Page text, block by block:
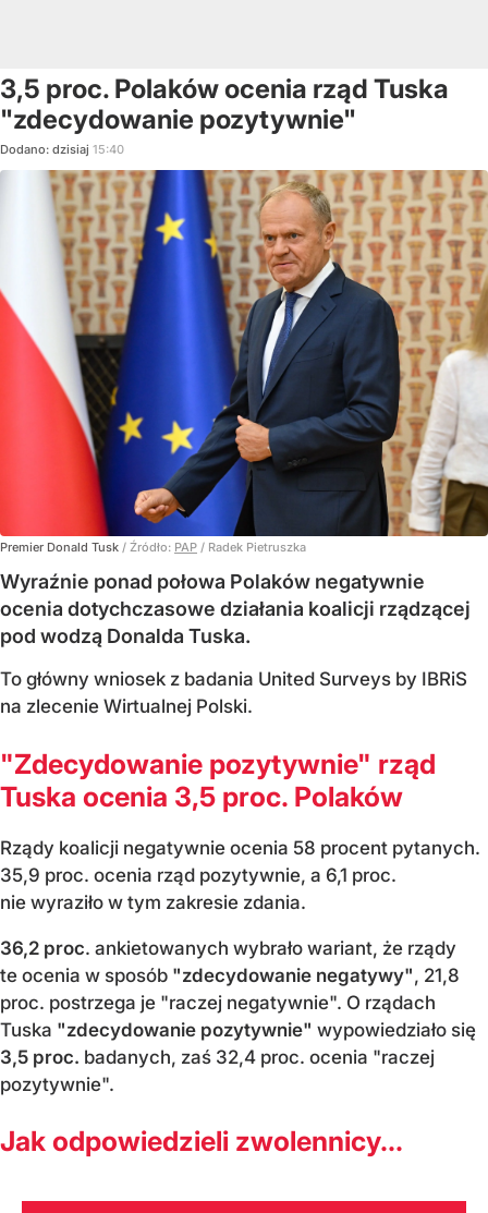
3,5 proc. Polaków ocenia rząd Tuska
"zdecydowanie pozytywnie"
Dodano: dzisiaj 15:40
Premier Donald Tusk / Źródło: PAP / Radek Pietruszka
Wyraźnie ponad połowa Polaków negatywnie
ocenia dotychczasowe działania koalicji rządzącej
pod wodzą Donalda Tuska.
To główny wniosek z badania United Surveys by IBRiS
na zlecenie Wirtualnej Polski.
"Zdecydowanie pozytywnie" rząd
Tuska ocenia 3,5 proc. Polaków
Rządy koalicji negatywnie ocenia 58 procent pytanych.
35,9 proc. ocenia rząd pozytywnie, a 6,1 proc.
nie wyraziło w tym zakresie zdania.
36,2 proc. ankietowanych wybrało wariant, że rządy
te ocenia w sposób "zdecydowanie negatywy", 21,8
proc. postrzega je "raczej negatywnie". O rządach
Tuska "zdecydowanie pozytywnie" wypowiedziało się
3,5 proc. badanych, zaś 32,4 proc. ocenia "raczej
pozytywnie".
Jak odpowiedzieli zwolennicy...